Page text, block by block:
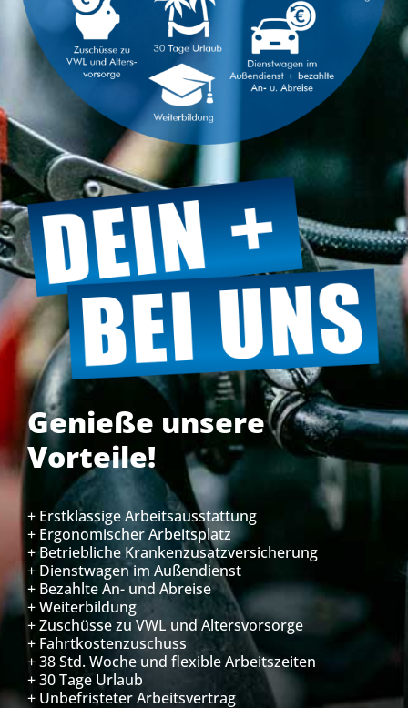
Genieße unsere
Vorteile!
+ Erstklassige Arbeitsausstattung
+ Ergonomischer Arbeitsplatz
+ Betriebliche Krankenzusatzversicherung
+ Dienstwagen im Außendienst
+ Bezahlte An- und Abreise
+ Weiterbildung
+ Zuschüsse zu VWL und Altersvorsorge
+ Fahrtkostenzuschuss
+ 38 Std. Woche und flexible Arbeitszeiten
+ 30 Tage Urlaub
+ Unbefristeter Arbeitsvertrag